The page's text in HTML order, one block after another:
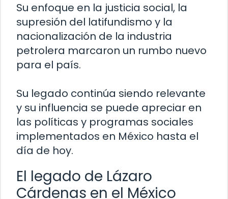
Su enfoque en la justicia social, la
supresión del latifundismo y la
nacionalización de la industria
petrolera marcaron un rumbo nuevo
para el país.
Su legado continúa siendo relevante
y su influencia se puede apreciar en
las políticas y programas sociales
implementados en México hasta el
día de hoy.
El legado de Lázaro
Cárdenas en el México